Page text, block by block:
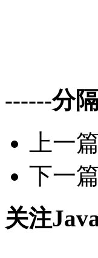
------分
上一
下一篇
关注